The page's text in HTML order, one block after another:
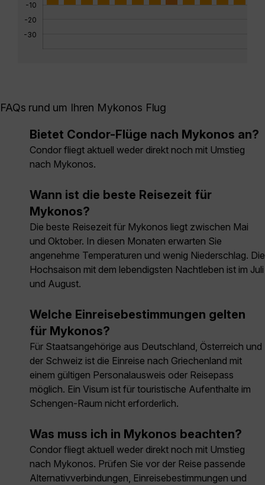
-10
-20
-30
FAQs rund um Ihren Mykonos Flug
Bietet Condor-Flüge nach Mykonos an?
Condor fliegt aktuell weder direkt noch mit Umstieg
nach Mykonos.
Wann ist die beste Reisezeit für
Mykonos?
Die beste Reisezeit für Mykonos liegt zwischen Mai
und Oktober. In diesen Monaten erwarten Sie
angenehme Temperaturen und wenig Niederschlag. Die
Hochsaison mit dem lebendigsten Nachtleben ist im Juli
und August.
Welche Einreisebestimmungen gelten
für Mykonos?
Für Staatsangehörige aus Deutschland, Österreich und
der Schweiz ist die Einreise nach Griechenland mit
einem gültigen Personalausweis oder Reisepass
möglich. Ein Visum ist für touristische Aufenthalte im
Schengen-Raum nicht erforderlich.
Was muss ich in Mykonos beachten?
Condor fliegt aktuell weder direkt noch mit Umstieg
nach Mykonos. Prüfen Sie vor der Reise passende
Alternativverbindungen, Einreisebestimmungen und